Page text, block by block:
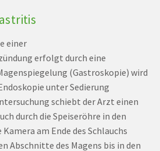
einer
erfolgt durch eine
(Gastroskopie) wird
unter Sedierung
schiebt der Arzt einen
durch die Speiseröhre in den
am Ende des Schlauchs
Abschnitte des Magens bis in den